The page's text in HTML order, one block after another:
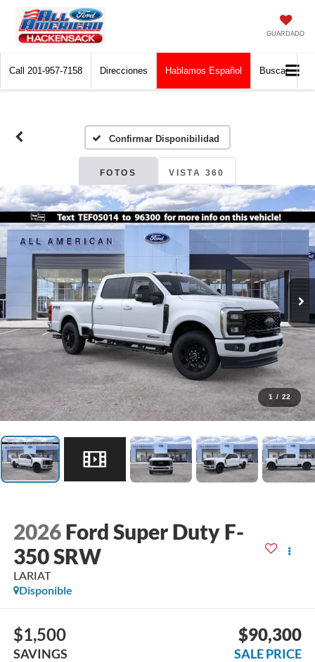
GUARDADO
Call 201-957-7158 Direcciones Hablamos Español Buscar
Confirmar Disponibilidad
FOTOS VISTA 360
1 / 22
2026 Ford Super Duty F-
350 SRW
LARIAT
Disponible
$1,500
SAVINGS
$90,300
SALE PRICE